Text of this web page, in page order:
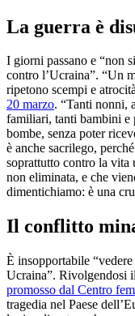
La guerra è
I giorni passano e “non
contro l’Ucraina”. “Un
ripetono scempi e
20 marzo. “Tanti nonni,
familiari, tanti bambini e
bombe, senza poter
è anche sacrilego,
soprattutto contro la vita
non eliminata, e che
dimentichiamo: è una
Il conflitto
È insopportabile
Ucraina”. Rivolgendosi
promosso dal Centro
tragedia nel Paese